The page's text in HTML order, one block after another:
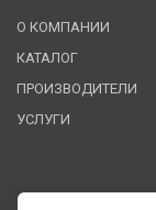
О КОМПАНИИ
КАТАЛОГ
ПРОИЗВОДИТЕЛИ
УСЛУГИ